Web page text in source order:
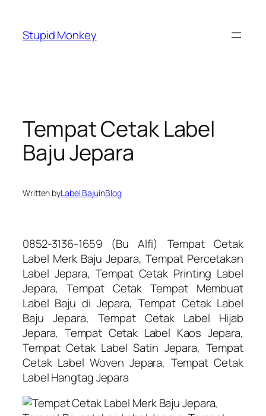
content
Stupid Monkey
Tempat Cetak Label
Baju Jepara
Written byLabel BajuinBlog
0852-3136-1659 (Bu Alfi) Tempat Cetak
Label Merk Baju Jepara, Tempat Percetakan
Label Jepara, Tempat Cetak Printing Label
Jepara, Tempat Cetak Tempat Membuat
Label Baju di Jepara, Tempat Cetak Label
Baju Jepara, Tempat Cetak Label Hijab
Jepara, Tempat Cetak Label Kaos Jepara,
Tempat Cetak Label Satin Jepara, Tempat
Cetak Label Woven Jepara, Tempat Cetak
Label Hangtag Jepara